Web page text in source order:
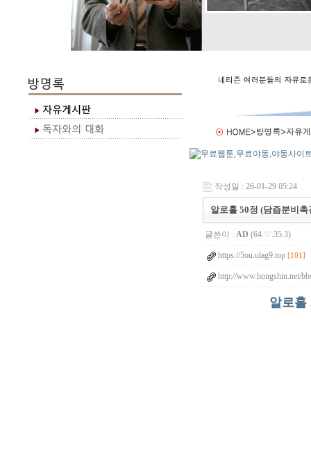
작성일 : 26-01-29 05:24
알로홀 50정 (담즙분비
글쓴이 : AD (64.♡.35.3)
https://5ou.ulag9.top [101]
http://www.hongshin.net/
알로홀